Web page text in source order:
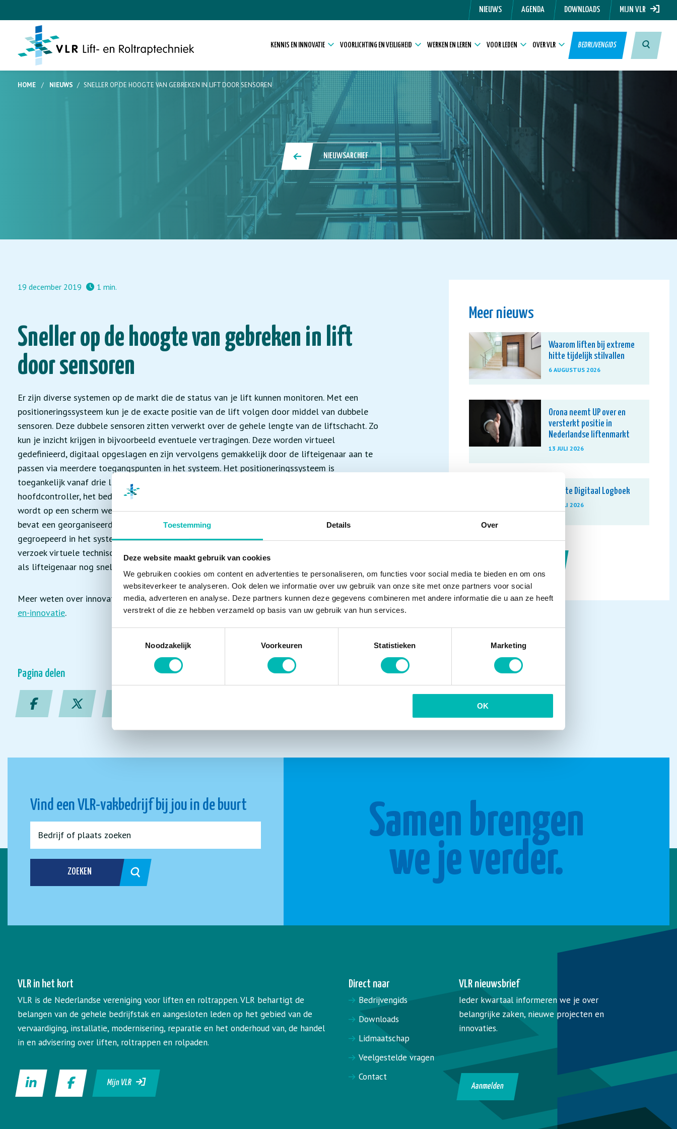
Toestemming Details Over
Deze website maakt gebruik van cookies
We gebruiken cookies om content en advertenties te personaliseren, om functies voor social media te bieden en om ons
websiteverkeer te analyseren. Ook delen we informatie over uw gebruik van onze site met onze partners voor social
media, adverteren en analyse. Deze partners kunnen deze gegevens combineren met andere informatie die u aan ze heeft
verstrekt of die ze hebben verzameld op basis van uw gebruik van hun services.
Noodzakelijk
Voorkeuren Statistieken Marketing
OK
NIEUWS AGENDA DOWNLOADS MIJN VLR
KENNIS EN INNOVATIE VOORLICHTING EN VEILIGHEID WERKEN EN LEREN VOOR LEDEN OVER VLR BEDRIJVENGIDS
HOME / NIEUWS / SNELLER OP DE HOOGTE VAN GEBREKEN IN LIFT DOOR SENSOREN
NIEUWSARCHIEF
19 december 2019 1 min.
Sneller op de hoogte van gebreken in lift
door sensoren
Er zijn diverse systemen op de markt die de status van je lift kunnen monitoren. Met een
positioneringssysteem kun je de exacte positie van de lift volgen door middel van dubbele
sensoren. Deze dubbele sensoren zitten verwerkt over de gehele lengte van de liftschacht. Zo
kun je inzicht krijgen in bijvoorbeeld eventuele vertragingen. Deze worden virtueel
gedefinieerd, digitaal opgeslagen en zijn vervolgens gemakkelijk door de lifteigenaar aan te
passen via meerdere toegangspunten in het systeem. Het positioneringssysteem is
toegankelijk vanaf drie locaties in het liftsysteem, namelijk de machinekamer of locatie van de
hoofdcontroller, het bedieningspaneel van de lift en de bovenkant van de lift. De informatie
wordt op een scherm weergegeven op elk systeemtoegangspunt. De navigatie is eenvoudig,
bevat een georganiseerde menu-inhoud en is bovendien logisch gerangschikt met taken die
gegroepeerd in het systeem staan. Indien er een melding in het systeem binnenkomt, kan er op
verzoek virtuele technische ondersteuning worden geleverd aan de machinekamer. Zo ben je
als lifteigenaar nog sneller geholpen.
Meer weten over innovaties op het gebied van liften en roltrappen? Kijk opwww.vlr.nl/kennis-
en-innovatie.
Pagina delen
Meer nieuws
Waarom liften bij extreme
hitte tijdelijk stilvallen
6 AUGUSTUS 2026
Orona neemt UP over en
versterkt positie in
Nederlandse liftenmarkt
13 JULI 2026
Update Digitaal Logboek
13 JULI 2026
Vind een VLR-vakbedrijf bij jou in de buurt
ZOEKEN
Samen brengen
we je verder.
VLR in het kort
VLR is de Nederlandse vereniging voor liften en roltrappen. VLR behartigt de
belangen van de gehele bedrijfstak en aangesloten leden op het gebied van de
vervaardiging, installatie, modernisering, reparatie en het onderhoud van, de handel
in en advisering over liften, roltrappen en rolpaden.
Mijn VLR
Direct naar
Bedrijvengids
Downloads
Lidmaatschap
Veelgestelde vragen
Contact
VLR nieuwsbrief
Ieder kwartaal informeren we je over
belangrijke zaken, nieuwe projecten en
innovaties.
Aanmelden